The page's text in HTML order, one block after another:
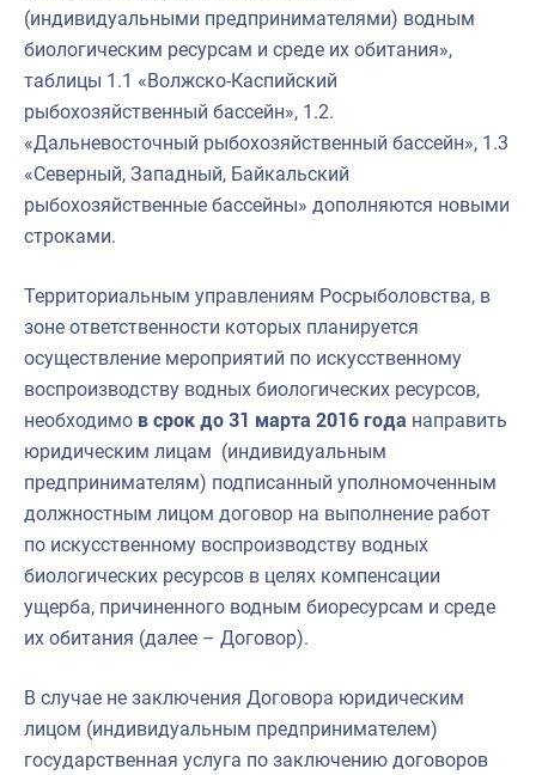
(индивидуальными предпринимателями) водным
биологическим ресурсам и среде их обитания»,
таблицы 1.1 «Волжско-Каспийский
рыбохозяйственный бассейн», 1.2.
«Дальневосточный рыбохозяйственный бассейн», 1.3
«Северный, Западный, Байкальский
рыбохозяйственные бассейны» дополняются новыми
строками.
Территориальным управлениям Росрыболовства, в
зоне ответственности которых планируется
осуществление мероприятий по искусственному
воспроизводству водных биологических ресурсов,
необходимо в срок до 31 марта 2016 года направить
юридическим лицам (индивидуальным
предпринимателям) подписанный уполномоченным
должностным лицом договор на выполнение работ
по искусственному воспроизводству водных
биологических ресурсов в целях компенсации
ущерба, причиненного водным биоресурсам и среде
их обитания (далее – Договор).
В случае не заключения Договора юридическим
лицом (индивидуальным предпринимателем)
государственная услуга по заключению договоров